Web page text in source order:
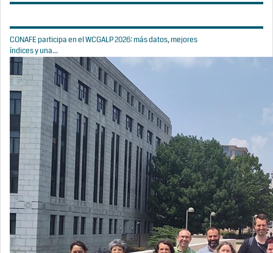
CONAFE participa en el WCGALP 2026: más datos, mejores
índices y una...